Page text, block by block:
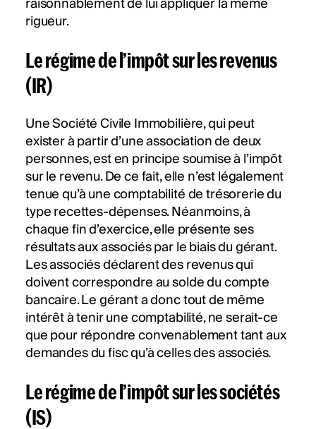
rigueur.
Le régime de l’impôt sur les revenus
(IR)
Une Société Civile Immobilière, qui peut
exister à partir d’une association de deux
personnes, est en principe soumise à l’impôt
sur le revenu. De ce fait, elle n’est légalement
tenue qu’à une comptabilité de trésorerie du
type recettes-dépenses. Néanmoins, à
chaque fin d’exercice, elle présente ses
résultats aux associés par le biais du gérant.
Les associés déclarent des revenus qui
doivent correspondre au solde du compte
bancaire. Le gérant a donc tout de même
intérêt à tenir une comptabilité, ne serait-ce
que pour répondre convenablement tant aux
demandes du fisc qu’à celles des associés.
Le régime de l’impôt sur les sociétés
(IS)